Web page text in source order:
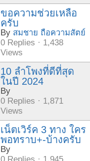
ขอความช่วยเหลือ
ครับ
By สมชาย ถือความสัตย์
0 Replies · 1,438
Views
10 ลำโพงที่ดีที่สุด
ในปี 2024
By
0 Replies · 1,871
Views
เน็ตเวิร์ค 3 ทาง ใคร
พอทราบ+-บ้างครับ
By